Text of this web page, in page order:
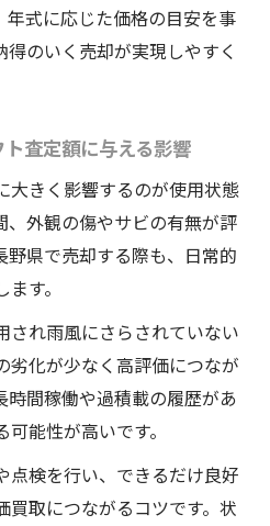
年式に応じた価格の目安を事
のいく売却が実現しやすく
査定額に与える影響
大きく影響するのが使用状態
、外観の傷やサビの有無が評
野県で売却する際も、日常的
す。
され雨風にさらされていない
劣化が少なく高評価につなが
時間稼働や過積載の履歴があ
能性が高いです。
点検を行い、できるだけ良好
買取につながるコツです。状